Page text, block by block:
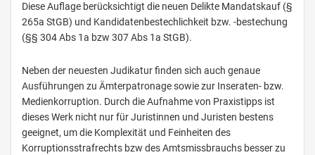
Diese Auflage berücksichtigt die neuen Delikte Mandatskauf (§
265a StGB) und Kandidatenbestechlichkeit bzw. -bestechung
(§§ 304 Abs 1a bzw 307 Abs 1a StGB).
Neben der neuesten Judikatur finden sich auch genaue
Ausführungen zu Ämterpatronage sowie zur Inseraten- bzw.
Medienkorruption. Durch die Aufnahme von Praxistipps ist
dieses Werk nicht nur für Juristinnen und Juristen bestens
geeignet, um die Komplexität und Feinheiten des
Korruptionsstrafrechts bzw des Amtsmissbrauchs besser zu